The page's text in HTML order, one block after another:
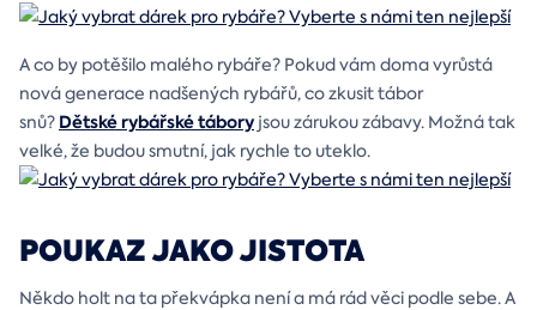
A co by potěšilo malého rybáře? Pokud vám doma vyrůstá
nová generace nadšených rybářů, co zkusit tábor
snů? Dětské rybářské tábory jsou zárukou zábavy. Možná tak
velké, že budou smutní, jak rychle to uteklo.
POUKAZ JAKO JISTOTA
Někdo holt na ta překvápka není a má rád věci podle sebe. A